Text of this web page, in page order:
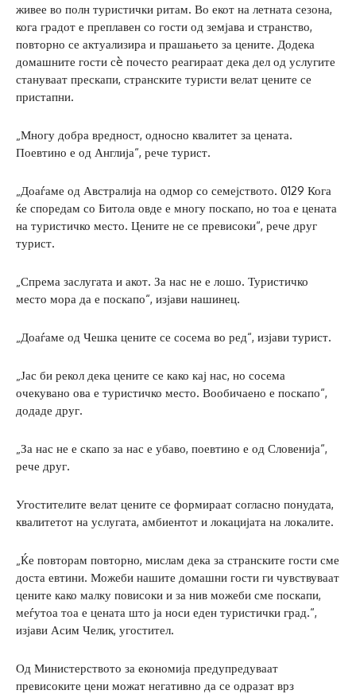
живее во полн туристички ритам. Во екот на летната сезона,
кога градот е преплавен со гости од земјава и странство,
повторно се актуализира и прашањето за цените. Додека
домашните гости сè почесто реагираат дека дел од услугите
стануваат прескапи, странските туристи велат цените се
пристапни.
„Многу добра вредност, односно квалитет за цената.
Поевтино е од Англија“, рече турист.
„Доаѓаме од Австралија на одмор со семејството. 0129 Кога
ќе споредам со Битола овде е многу поскапо, но тоа е цената
на туристичко место. Цените не се превисоки“, рече друг
турист.
„Спрема заслугата и акот. За нас не е лошо. Туристичко
место мора да е поскапо“, изјави нашинец.
„Доаѓаме од Чешка цените се сосема во ред“, изјави турист.
„Јас би рекол дека цените се како кај нас, но сосема
очекувано ова е туристичко место. Вообичаено е поскапо“,
додаде друг.
„За нас не е скапо за нас е убаво, поевтино е од Словенија“,
рече друг.
Угостителите велат цените се формираат согласно понудата,
квалитетот на услугата, амбиентот и локацијата на локалите.
„Ќе повторам повторно, мислам дека за странските гости сме
доста евтини. Можеби нашите домашни гости ги чувствуваат
цените како малку повисоки и за нив можеби сме поскапи,
меѓутоа тоа е цената што ја носи еден туристички град.“,
изјави Асим Челик, угостител.
Од Министерството за економија предупредуваат
превисоките цени можат негативно да се одразат врз